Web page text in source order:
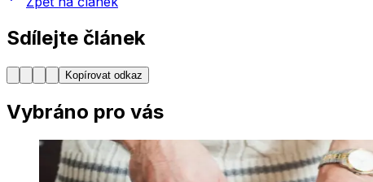
Sdílejte článek
Kopírovat odkaz
Vybráno pro vás